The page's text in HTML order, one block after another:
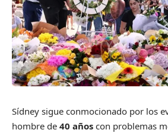
Sídney sigue conmocionado por los
hombre de 40 años con problemas